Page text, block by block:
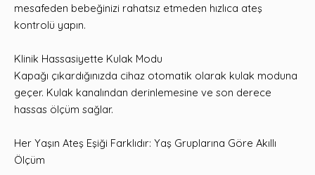
mesafeden bebeğinizi rahatsız etmeden hızlıca ateş
kontrolü yapın.
Klinik Hassasiyette Kulak Modu
Kapağı çıkardığınızda cihaz otomatik olarak kulak moduna
geçer. Kulak kanalından derinlemesine ve son derece
hassas ölçüm sağlar.
Her Yaşın Ateş Eşiği Farklıdır: Yaş Gruplarına Göre Akıllı
Ölçüm